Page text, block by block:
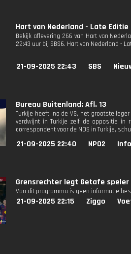
Hart van Nederland - Late Editie
Bekijk aflevering 266 van Hart van
22:43 uur bij SBS6. Hart van Nederland -
21-09-2025 22:43 SBS
Bureau Buitenland: Afl. 13
Turkije heeft, na de VS, het grootste
verdwijnt in Turkije zelf de oppositie in
correspondent voor de NOS in Turkije,
21-09-2025 22:40 NPO2
Grensrechter legt Getafe
Van dit programma is geen informatie
21-09-2025 22:15 Ziggo